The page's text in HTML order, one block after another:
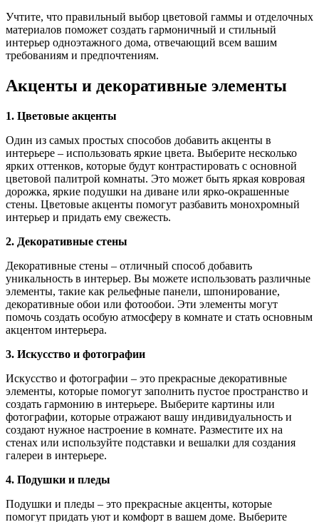
Учтите, что правильный выбор цветовой гаммы и отделочных
материалов поможет создать гармоничный и стильный
интерьер одноэтажного дома, отвечающий всем вашим
требованиям и предпочтениям.
Акценты и декоративные элементы
1. Цветовые акценты
Один из самых простых способов добавить акценты в
интерьере – использовать яркие цвета. Выберите несколько
ярких оттенков, которые будут контрастировать с основной
цветовой палитрой комнаты. Это может быть яркая ковровая
дорожка, яркие подушки на диване или ярко-окрашенные
стены. Цветовые акценты помогут разбавить монохромный
интерьер и придать ему свежесть.
2. Декоративные стены
Декоративные стены – отличный способ добавить
уникальность в интерьер. Вы можете использовать различные
элементы, такие как рельефные панели, шпонирование,
декоративные обои или фотообои. Эти элементы могут
помочь создать особую атмосферу в комнате и стать основным
акцентом интерьера.
3. Искусство и фотографии
Искусство и фотографии – это прекрасные декоративные
элементы, которые помогут заполнить пустое пространство и
создать гармонию в интерьере. Выберите картины или
фотографии, которые отражают вашу индивидуальность и
создают нужное настроение в комнате. Разместите их на
стенах или используйте подставки и вешалки для создания
галереи в интерьере.
4. Подушки и пледы
Подушки и пледы – это прекрасные акценты, которые
помогут придать уют и комфорт в вашем доме. Выберите